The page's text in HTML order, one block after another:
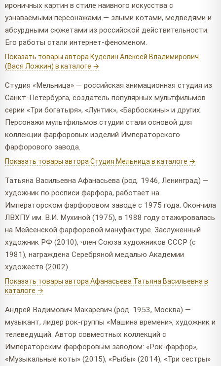
ироничных картин в стиле наивного искусства с
узнаваемыми персонажами — злыми котами, медведями и
абсурдными сюжетами из российской действительности.
Его работы стали интернет-феноменом.
Показать товары автора Куделин Алексей Владимирович
(Вася Ложкин) в каталоге →
Студия «Мельница» — российская анимационная студия из
Санкт-Петербурга, создатель популярных мультфильмов
серии «Три богатыря», «Лунтик», «Барбоскины» и других.
Персонажи мультфильмов студии стали основой для
коллекции фарфоровых изделий Императорского
фарфорового завода.
Показать товары автора Студия Мельница в каталоге →
Татьяна Васильевна Афанасьева (род. 1946, Ленинград) —
художник по росписи фарфора, работает на
Императорском фарфоровом заводе с 1975 года. Окончила
ЛВХПУ им. В.И. Мухиной (1975), в 1988 году стажировалась
на Мейсенской фарфоровой мануфактуре. Заслуженный
художник РФ (2010), член Союза художников СССР (с
1981), награждена Серебряной медалью Академии
художеств (2002).
Показать товары автора Афанасьева Татьяна Васильевна в
каталоге →
Андрей Вадимович Макаревич (род. 1953, Москва) —
музыкант, лидер рок-группы «Машина времени», художник и
телеведущий. Автор совместных коллекций с
Императорским фарфоровым заводом: «Рок-фарфор»,
«Музыкальные коты» (2015), «Рыбы» (2014), «Три сестры»